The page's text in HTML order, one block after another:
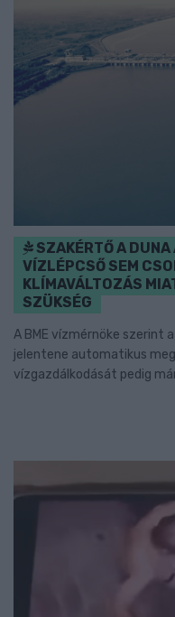
SZAKÉRTŐ A
VÍZLÉPCSŐ SEM
KLÍMAVÁLTOZÁS
SZÜKSÉG
A BME vízmérnöke szerint
jelentene automatikus
vízgazdálkodását pedig